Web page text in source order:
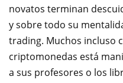
novatos terminan
y sobre todo su
trading. Muchos incluso
criptomonedas está
a sus profesores o los